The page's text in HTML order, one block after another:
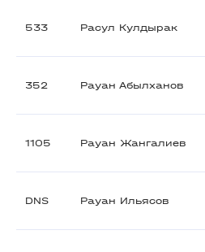
533 Расул Кулдырак
352 Рауан Абылханов
1105 Рауан Жангалиев
DNS Рауан Ильясов